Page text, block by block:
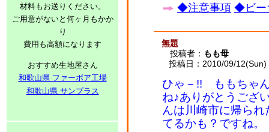
材料もお送りください。
ご用意がないと何ヶ月もかか
り
費用も高額になります
おすすめ生地屋さん
和歌山県 ファーボア工場
和歌山県 サンプラス
◆注意事項 ◆ビー
無題
投稿者： もも母
投稿日：2010/09/
ひゃ－!! ももちゃ
ね♪ありがとうござ
んは川崎市に帰ら
てるかも？ですね。